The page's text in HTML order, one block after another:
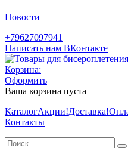
Новости
+79627097941
Написать нам ВКонтакте
Корзина:
Оформить
Ваша корзина пуста
КаталогАкции!Доставка!
Контакты